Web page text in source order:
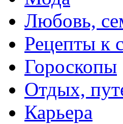
Любовь,
Рецепты к
Гороскопы
Отдых,
Карьера